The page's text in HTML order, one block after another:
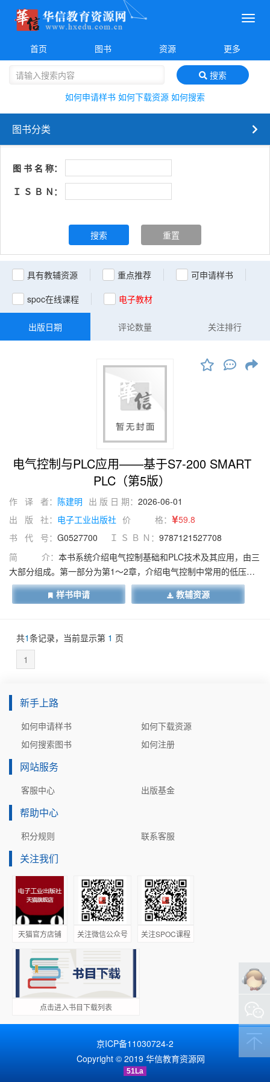
菜
首页
图书 资源 更多
搜索
如何申请样书 如何下载资源 如何搜索
图书分类
图 书 名 称：
Ｉ Ｓ Ｂ Ｎ：
搜索 重置
具有教辅资源 重点推荐
可申请样书
spoc在线课程
电子教材
关注排行
评论数量
出版日期
电气控制与PLC应用——基于S7-200 SMART
PLC（第5版）
作 译 者： 陈建明 出 版 日 期： 2026-06-01
出 版 社： 电子工业出版社 价 格：
59.8
书 代 号： G0527700 Ｉ Ｓ Ｂ Ｎ： 9787121527708
简 介： 本书系统介绍电气控制基础和PLC技术及其应用，由三
大部分组成。第一部分为第1～2章，介绍电气控制中常用的低压电
器、典型控制线路、典型电气控制系统分析和设计方法。第二部分
为第3～7章，介绍可编程控制器基础、以S7-200 SMART PLC为重
题，介绍S7-200 SMART PLC的各种通信应用，如自由口通信、
Modbus RTU通信、与变频器的USS协议通信、PLC之间的以太网通
信、开放式用户通信、PROFINET通信、Modbus TCP通信等。本
类似课程的教材，也可作为电子电气、自动化等方面工程技术人员
样书申请 教辅资源
共1条记录，当前显示第 1 页
1
新手上路
如何申请样书
如何下载资源
如何搜索图书
如何注册
网站服务
客服中心 出版基金
帮助中心
积分规则 联系客服
关注我们
天猫官方店铺 关注微信公众号 关注SPOC课程
点击进入书目下载列表
京ICP备11030724-2
Copyright © 2019 华信教育资源网
51La